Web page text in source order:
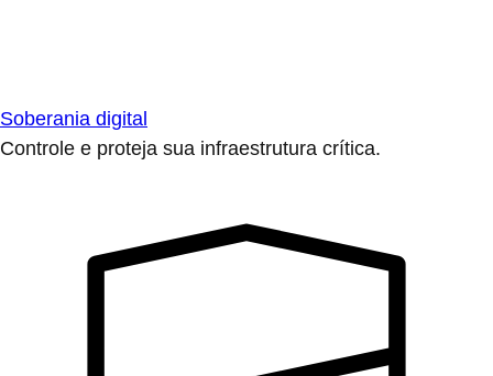
Soberania digital
Controle e proteja sua infraestrutura crítica.